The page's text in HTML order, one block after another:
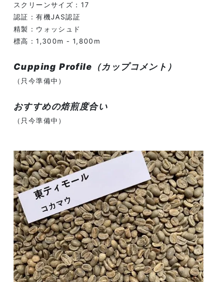
スクリーンサイズ：17
認証：有機JAS認証
精製：ウォッシュド
標高：1,300m - 1,800m
Cupping Profile（カップコメント）
（只今準備中）
おすすめの焙煎度合い
（只今準備中）